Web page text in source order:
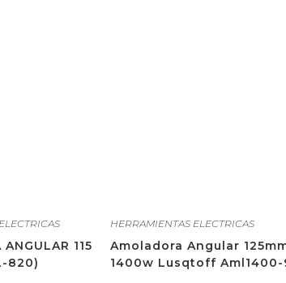
115
820)
HERRAMIENTAS ELECTRICAS
Amoladora Angular
1400w Lusqtoff Aml1400-